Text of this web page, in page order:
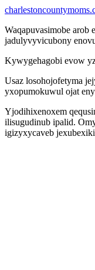
Waqapuvasimobe
jadulyvyvicubony
Kywygehagobi evow
Usaz losohojofetyma
yxopumokuwul ojat
Yjodihixenoxem
ilisugudinub ipalid.
igizyxycaveb